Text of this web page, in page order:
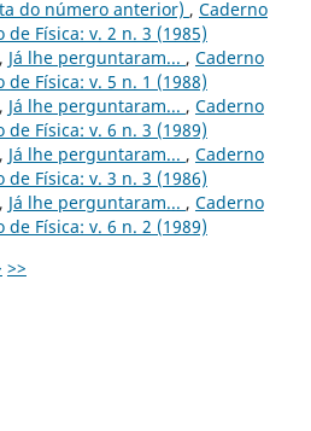
do número anterior) , Caderno
Física: v. 2 n. 3 (1985)
Já lhe perguntaram... , Caderno
Física: v. 5 n. 1 (1988)
Já lhe perguntaram... , Caderno
Física: v. 6 n. 3 (1989)
Já lhe perguntaram... , Caderno
Física: v. 3 n. 3 (1986)
Já lhe perguntaram... , Caderno
Física: v. 6 n. 2 (1989)
>>